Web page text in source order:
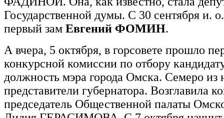
Государственной думы. С 30 сентября и.
первый зам Евгений ФОМИН.
А вчера, 5 октября, в горсовете прошло
конкурсной комиссии по отбору
должность мэра города Омска. Семеро из
представители губернатора. Возглавила
председатель Общественной палаты